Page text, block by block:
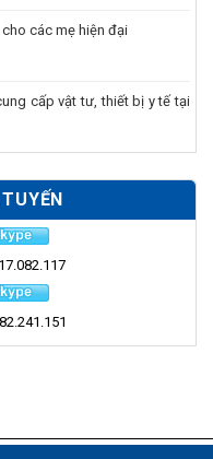
các mẹ hiện đại
cấp vật tư, thiết bị y tế tại